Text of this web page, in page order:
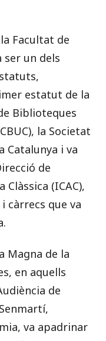
Facultat de
ser un dels
estatut de la
Biblioteques
la Societat
Catalunya i va
de
Clàssica (ICAC),
càrrecs que va
Magna de la
en aquells
de
va apadrinar